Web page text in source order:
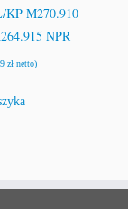
KP M270.910
NPR
złnetto)